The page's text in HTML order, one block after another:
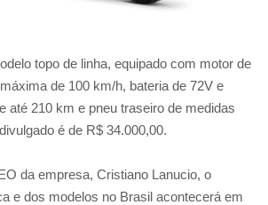
topo de linha, equipado com motor de
de 100 km/h, bateria de 72V e
até 210 km e pneu traseiro de medidas
é de R$ 34.000,00.
da empresa, Cristiano Lanucio, o
e dos modelos no Brasil acontecerá em